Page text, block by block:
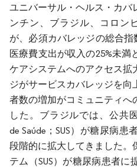
ユニバーサル・ヘルス・カバ
ンチン、ブラジル、コロン
が、必須カバレッジの総合指
医療費支出が収入の25%未満
ケアシステムへのアクセス拡
ジがサービスカバレッジを
者数の増加がコミュニティへ
した。ブラジルでは、公共
de Saúde；SUS）が糖尿病
段階的に拡大してきました。
テム（SUS）が糖尿病患者